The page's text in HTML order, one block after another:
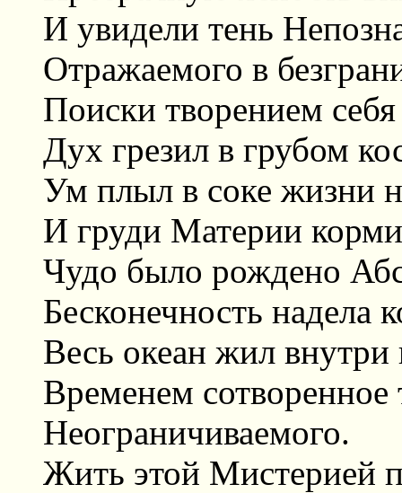
И увидели тень
Отражаемого в
Поиски творением
Дух грезил в грубом
Ум плыл в соке жизни
И груди Материи
Чудо было рождено
Бесконечность надела
Весь океан жил
Временем сотворенное
Неограничиваемого.
Жить этой Мистерией